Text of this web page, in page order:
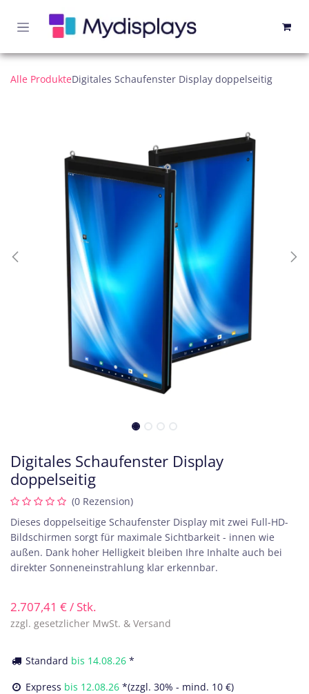
Alle ProdukteDigitales Schaufenster Display doppelseitig
Digitales Schaufenster Display
doppelseitig
(0 Rezension)
Dieses doppelseitige Schaufenster Display mit zwei Full-HD-
Bildschirmen sorgt für maximale Sichtbarkeit - innen wie
außen. Dank hoher Helligkeit bleiben Ihre Inhalte auch bei
direkter Sonneneinstrahlung klar erkennbar.
2.707,41 €/ Stk.
zzgl. gesetzlicher MwSt. & Versand
Standard bis 14.08.26 *
Express bis 12.08.26 *(zzgl. 30% - mind. 10 €)